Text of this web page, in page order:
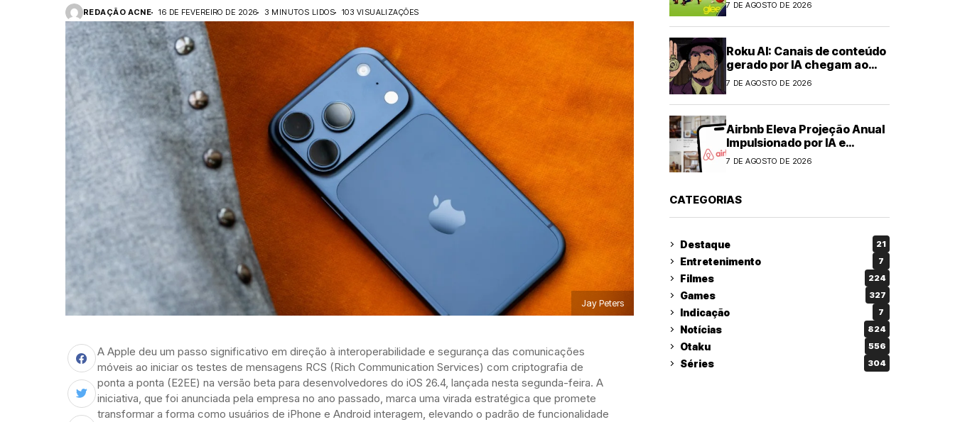
REDAÇÃO ACNE 16 DE FEVEREIRO DE 2026 3 MINUTOS LIDOS 103 VISUALIZAÇÕES
Jay Peters
A Apple deu um passo significativo em direção à interoperabilidade e segurança das comunicações
móveis ao iniciar os testes de mensagens RCS (Rich Communication Services) com criptografia de
ponta a ponta (E2EE) na versão beta para desenvolvedores do iOS 26.4, lançada nesta segunda-feira. A
iniciativa, que foi anunciada pela empresa no ano passado, marca uma virada estratégica que promete
transformar a forma como usuários de iPhone e Android interagem, elevando o padrão de funcionalidade
7 DE AGOSTO DE 2026
Roku AI: Canais de conteúdo
gerado por IA chegam ao
streaming
7 DE AGOSTO DE 2026
Airbnb Eleva Projeção Anual
Impulsionado por IA e
Demanda Forte
7 DE AGOSTO DE 2026
CATEGORIAS
Destaque 21
Entretenimento 7
Filmes 224
Games 327
Indicação 7
Notícias 824
Otaku 556
Séries 304